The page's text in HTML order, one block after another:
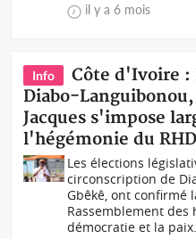
il y a 6 mois
Info
Côte d'Ivoire :
Diabo-
Jacques s'impose
l'hégémonie du
Les élections
circonscription de
Gbêkê, ont confirmé
Rassemblement
démocratie et la